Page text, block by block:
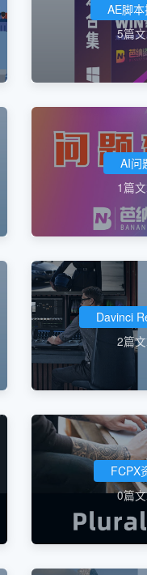
AE脚
5篇
AI问
1篇
Davinci
2篇
FCPX
0篇